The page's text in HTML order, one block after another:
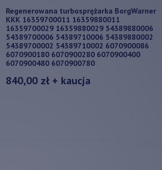
Regenerowana turbosprężarka BorgWarner
KKK 16359700011 16359880011
16359700029 16359880029 54389880006
54389700006 54389710006 54389880002
54389700002 54389710002 6070900086
6070900180 6070900280 6070900400
6070900480 6070900780
840,00 zł + kaucja